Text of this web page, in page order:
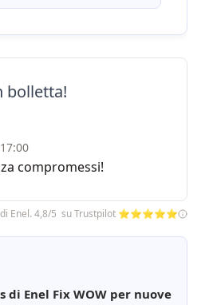
bolletta!
compromessi!
Enel. 4,8/5 su Trustpilot ⭐⭐⭐⭐⭐
Enel Fix WOW per nuove